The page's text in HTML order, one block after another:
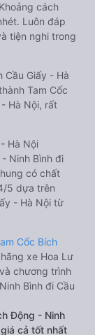
cách
Luôn đáp
tiện nghi trong
Cầu Giấy - Hà
Tam Cốc
Hà Nội, rất
Hà Nội
Ninh Bình đi
có chất
5 dựa trên
- Hà Nội từ
Cốc Bích
xe Hoa Lư
chương trình
Bình đi Cầu
Động - Ninh
cả tốt nhất